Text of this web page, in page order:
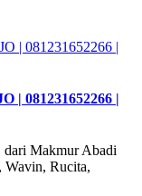
| 081231652266 |
Makmur Abadi
Wavin, Rucita,